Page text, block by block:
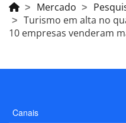
Mercado
Turismo em alta no
10 empresas venderam
Canais